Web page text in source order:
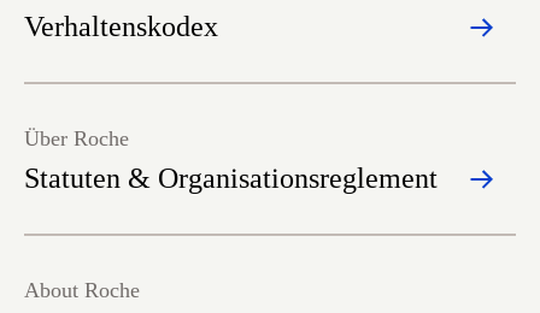
Verhaltenskodex
Statuten & Organisationsreglement
Über Roche
About Roche